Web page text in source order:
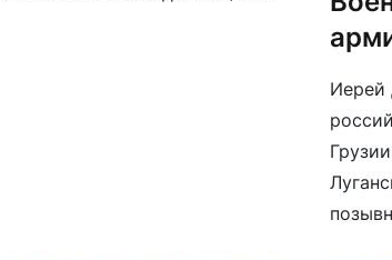
Иерей